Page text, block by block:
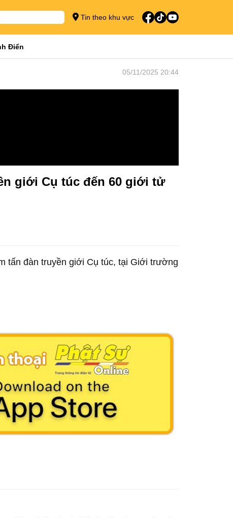
Tin theo khu vực
Điển
05/11/2025 20:44
giới Cụ túc đến 60 giới tử
tấn đàn truyền giới Cụ túc, tại Giới trường